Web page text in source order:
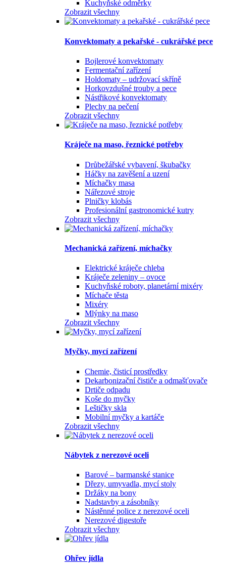
Kuchyňské odměrky
Zobrazit všechny
Konvektomaty a pekařské - cukrářské pece
Bojlerové konvektomaty
Fermentační zařízení
Holdomaty – udržovací skříně
Horkovzdušné trouby a pece
Nástřikové konvektomaty
Plechy na pečení
Zobrazit všechny
Kráječe na maso, řeznické potřeby
Drůbežářské vybavení, škubačky
Háčky na zavěšení a uzení
Míchačky masa
Nářezové stroje
Plničky klobás
Profesionální gastronomické kutry
Zobrazit všechny
Mechanická zařízení, míchačky
Elektrické kráječe chleba
Kráječe zeleniny – ovoce
Kuchyňské roboty, planetární mixéry
Míchače těsta
Mixéry
Mlýnky na maso
Zobrazit všechny
Myčky, mycí zařízení
Chemie, čisticí prostředky
Dekarbonizační čističe a odmašťovače
Drtiče odpadu
Koše do myčky
Leštičky skla
Mobilní myčky a kartáče
Zobrazit všechny
Nábytek z nerezové oceli
Barové – barmanské stanice
Dřezy, umyvadla, mycí stoly
Držáky na bony
Nadstavby a zásobníky
Nástěnné police z nerezové oceli
Nerezové digestoře
Zobrazit všechny
Ohřev jídla